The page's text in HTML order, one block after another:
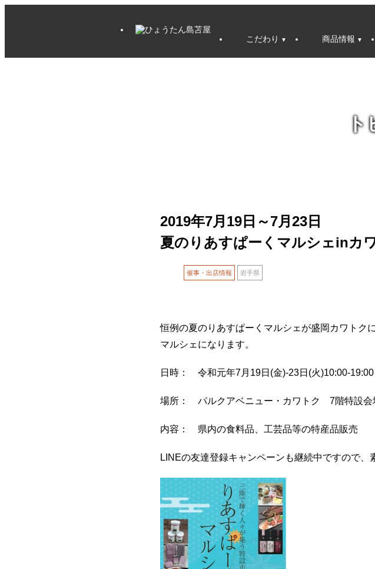
こだわり 商品情報
2019年7月19日～7月23日
夏のりあすぱーくマルシェinカ
催事・出店情報 岩手県
恒例の夏のりあすぱーくマルシェが盛岡カワトク
マルシェになります。
日時： 令和元年7月19日(金)-23日(火)10:00-19:00
場所： パルクアベニュー・カワトク 7階特設会
内容： 県内の食料品、工芸品等の特産品販売
LINEの友達登録キャンペーンも継続中ですので、